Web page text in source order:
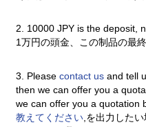
2. 10000 JPY is the deposit,
1万円の頭金、この制品の最
3. Pleasecontact usand tell
then we can offer you a
we can offer you a quotation
教えてください ,を出力した